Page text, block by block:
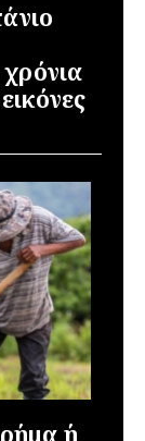
ή